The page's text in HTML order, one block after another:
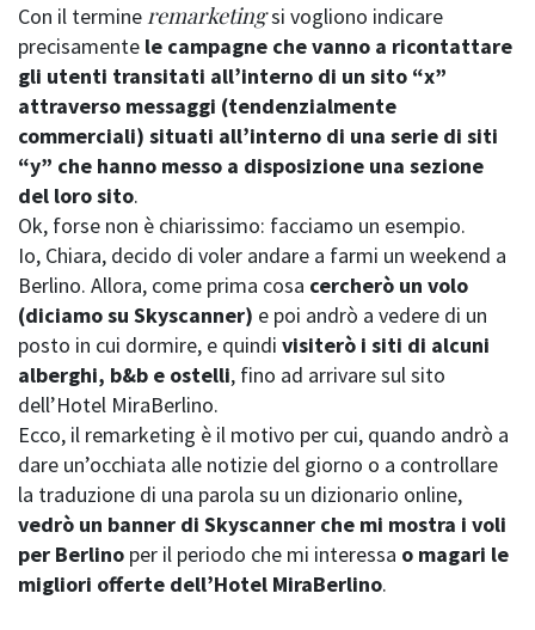
Con il termineremarketingsi vogliono indicare
precisamente le campagne che vanno a ricontattare
gli utenti transitati all’interno di un sito “x”
attraverso messaggi (tendenzialmente
commerciali) situati all’interno di una serie di siti
“y” che hanno messo a disposizione una sezione
del loro sito.
Ok, forse non è chiarissimo: facciamo un esempio.
Io, Chiara, decido di voler andare a farmi un weekend a
Berlino. Allora, come prima cosa cercherò un volo
(diciamo su Skyscanner) e poi andrò a vedere di un
posto in cui dormire, e quindi visiterò i siti di alcuni
alberghi, b&b e ostelli, fino ad arrivare sul sito
dell’Hotel MiraBerlino.
Ecco, il remarketing è il motivo per cui, quando andrò a
dare un’occhiata alle notizie del giorno o a controllare
la traduzione di una parola su un dizionario online,
vedrò un banner di Skyscanner che mi mostra i voli
per Berlino per il periodo che mi interessa o magari le
migliori offerte dell’Hotel MiraBerlino.